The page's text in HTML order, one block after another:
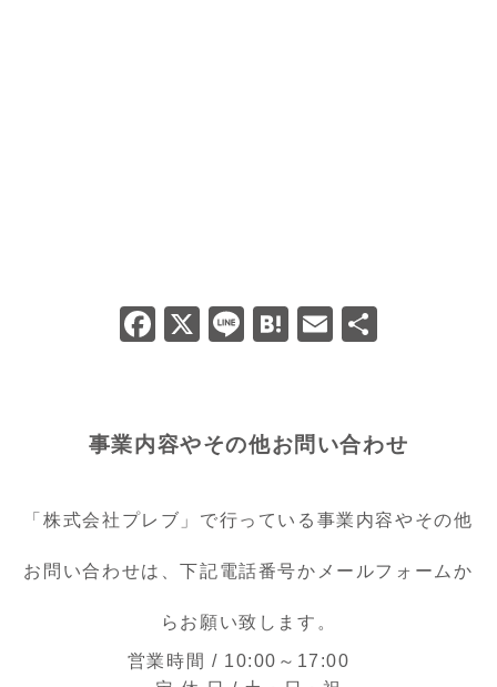
F
e
b
o
o
k
X
Li
H
n
a
E
l
事業内容やその他お問い合わせ
「株式会社プレブ」で行っている事業内容やその他
お問い合わせは、下記電話番号かメールフォームか
らお願い致します。
営業時間 / 10:00～17:00